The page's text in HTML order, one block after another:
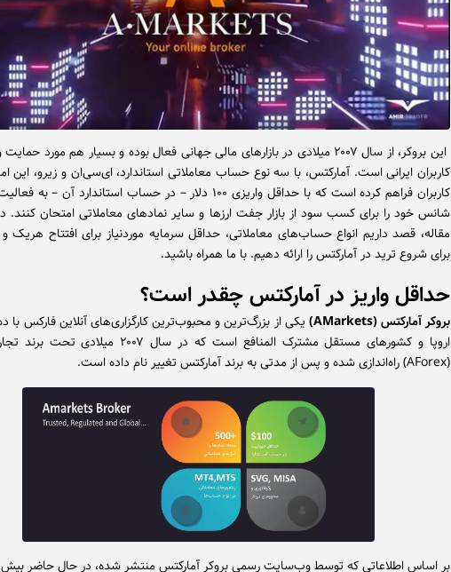
این بروکر، از سال ۲۰۰۷ میلادی در بازارهای مالی جهانی فعال بوده و بسیار هم مورد
کاربران ایرانی است. آمارکتس، با سه نوع حساب معاملاتی استاندارد، ای‌سی‌ان و زیرو، این
کاربران فراهم کرده است که با حداقل واریزی ۱۰۰ دلار – در حساب استاندارد آن
شانس خود را برای کسب سود از بازار جفت ارزها و سایر نمادهای معاملاتی امتحان کنند.
مقاله، قصد داریم انواع حساب‌های معاملاتی، حداقل سرمایه موردنیاز برای افتتاح هریک
برای شروع ترید در آمارکتس را ارائه دهیم. با ما همراه باشید.
حداقل واریز در آمارکتس چقدر است؟
بروکر آمارکتس (AMarkets
) یکی از بزرگ‌ترین و محبوب‌ترین کارگزاری‌های آنلاین فارکس با
اروپا و کشورهای مستقل مشترک المنافع است که در سال ۲۰۰۷
(AForex) راه‌اندازی شده و پس از مدتی به برند آمارکتس تغییر نام داده است.
بر اساس اطلاعاتی که توسط وب‌سایت رسمی بروکر آمارکتس منتشر شده، در حال حاضر بیش